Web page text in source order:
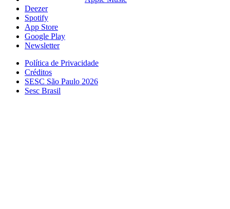
Deezer
Spotify
App Store
Google Play
Newsletter
Política de Privacidade
Créditos
SESC São Paulo 2026
Sesc Brasil